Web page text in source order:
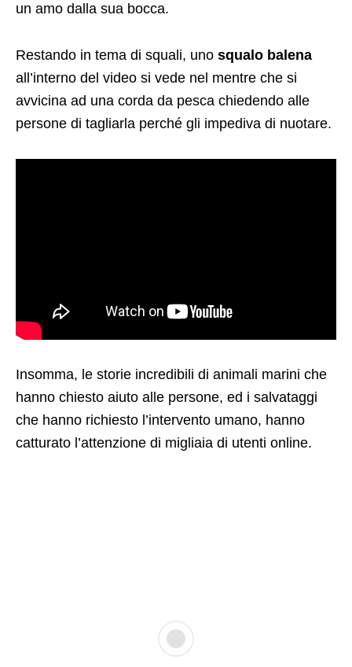
un amo dalla sua bocca.
Restando in tema di squali, uno squalo balena
all’interno del video si vede nel mentre che si
avvicina ad una corda da pesca chiedendo alle
persone di tagliarla perché gli impediva di nuotare.
Insomma, le storie incredibili di animali marini che
hanno chiesto aiuto alle persone, ed i salvataggi
che hanno richiesto l’intervento umano, hanno
catturato l’attenzione di migliaia di utenti online.